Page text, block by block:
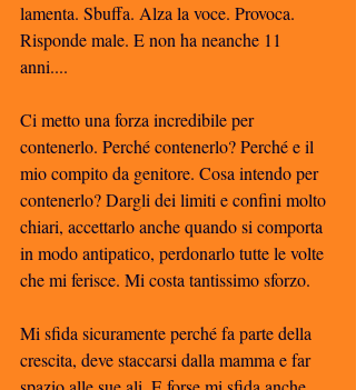
lamenta. Sbuffa. Alza la voce. Provoca.
Risponde male. E non ha neanche 11
anni....
Ci metto una forza incredibile per
contenerlo. Perché contenerlo? Perché e il
mio compito da genitore. Cosa intendo per
contenerlo? Dargli dei limiti e confini molto
chiari, accettarlo anche quando si comporta
in modo antipatico, perdonarlo tutte le volte
che mi ferisce. Mi costa tantissimo sforzo.
Mi sfida sicuramente perché fa parte della
crescita, deve staccarsi dalla mamma e far